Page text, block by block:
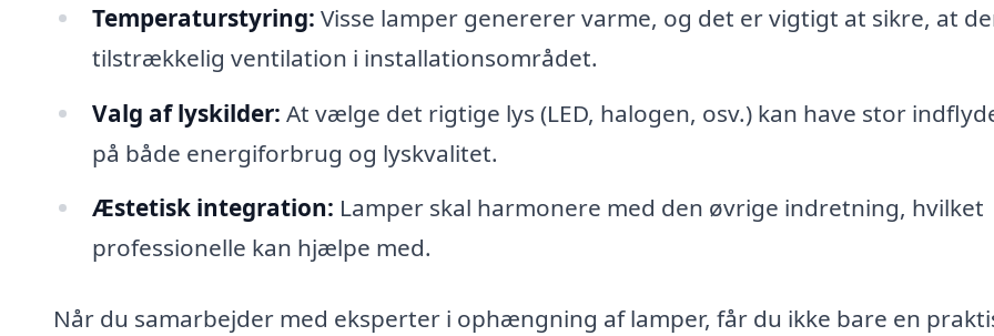
Temperaturstyring: Visse lamper genererer varme, og det er vigtigt at sikre, at
tilstrækkelig ventilation i installationsområdet.
Valg af lyskilder: At vælge det rigtige lys (LED, halogen, osv.) kan have stor
på både energiforbrug og lyskvalitet.
Æstetisk integration: Lamper skal harmonere med den øvrige indretning, hvilket
professionelle kan hjælpe med.
Når du samarbejder med eksperter i ophængning af lamper, får du ikke bare en